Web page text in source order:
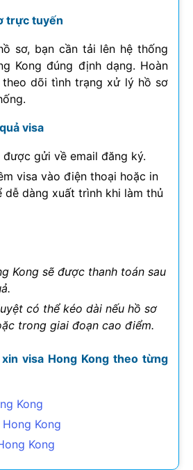
trực tuyến
sơ, bạn cần tải lên hệ thống
Kong đúng định dạng. Hoàn
dõi tình trạng xử lý hồ sơ
visa
được gửi về email đăng ký.
visa vào điện thoại hoặc in
dễ dàng xuất trình khi làm thủ
Kong sẽ được thanh toán sau
có thể kéo dài nếu hồ sơ
trong giai đoạn cao điểm.
visa Hong Kong theo từng
Kong
Kong
Kong